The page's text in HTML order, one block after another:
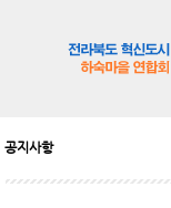
공지사항